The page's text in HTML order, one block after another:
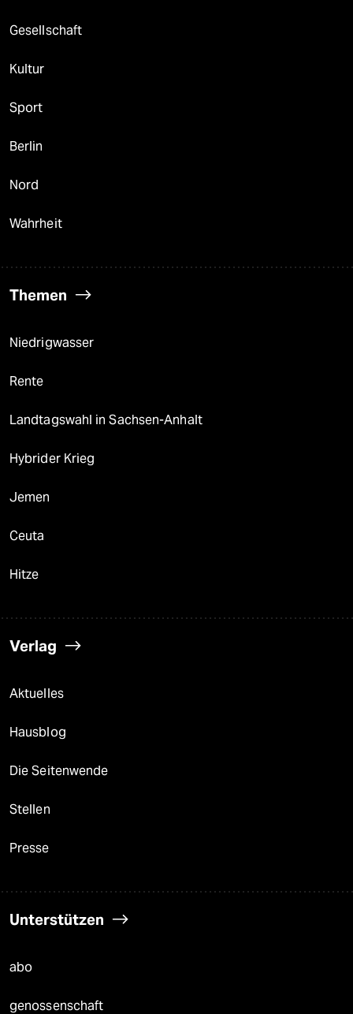
Gesellschaft
Kultur
Sport
Berlin
Nord
Wahrheit
Themen
Niedrigwasser
Rente
Landtagswahl in Sachsen-Anhalt
Hybrider Krieg
Jemen
Ceuta
Hitze
Verlag
Aktuelles
Hausblog
Die Seitenwende
Stellen
Presse
Unterstützen
abo
genossenschaft